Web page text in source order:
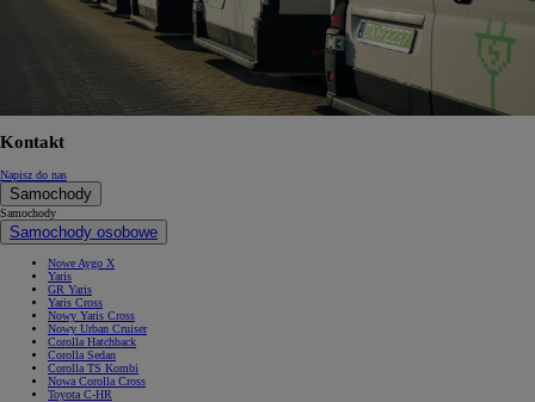
Kontakt
Napisz do nas
Samochody
Samochody
Samochody osobowe
Nowe Aygo X
Yaris
GR Yaris
Yaris Cross
Nowy Yaris Cross
Nowy Urban Cruiser
Corolla Hatchback
Corolla Sedan
Corolla TS Kombi
Nowa Corolla Cross
Toyota C-HR